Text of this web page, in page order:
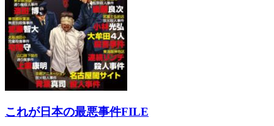
これが日本の最悪事件FILE